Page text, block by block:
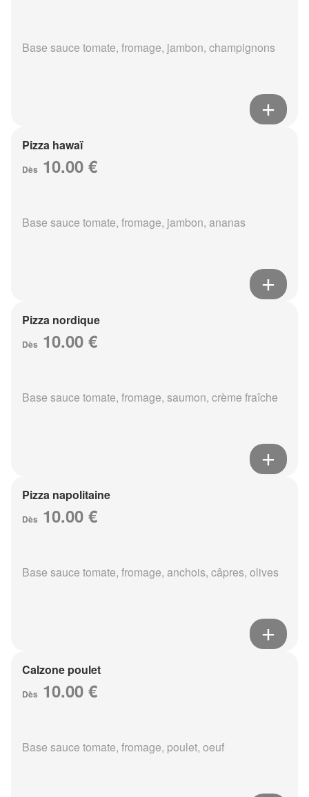
Base sauce tomate, fromage, jambon, champignons
Pizza hawaï
Dès 10.00 €
Base sauce tomate, fromage, jambon, ananas
Pizza nordique
Dès 10.00 €
Base sauce tomate, fromage, saumon, crème fraîche
Pizza napolitaine
Dès 10.00 €
Base sauce tomate, fromage, anchois, câpres, olives
Calzone poulet
Dès 10.00 €
Base sauce tomate, fromage, poulet, oeuf